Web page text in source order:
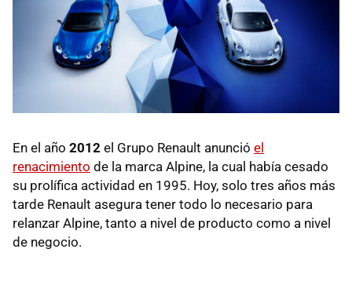
En el año 2012 el Grupo Renault anunció el
renacimiento de la marca Alpine, la cual había cesado
su prolífica actividad en 1995. Hoy, solo tres años más
tarde Renault asegura tener todo lo necesario para
relanzar Alpine, tanto a nivel de producto como a nivel
de negocio.